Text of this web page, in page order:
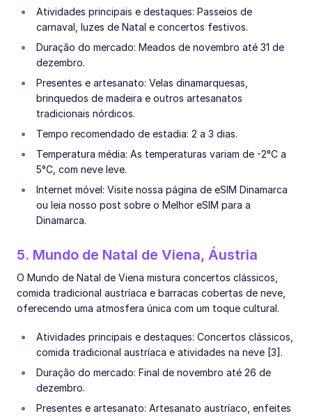
Atividades principais e destaques: Passeios de
carnaval, luzes de Natal e concertos festivos.
Duração do mercado: Meados de novembro até 31 de
dezembro.
Presentes e artesanato: Velas dinamarquesas,
brinquedos de madeira e outros artesanatos
tradicionais nórdicos.
Tempo recomendado de estadia: 2 a 3 dias.
Temperatura média: As temperaturas variam de -2°C a
5°C, com neve leve.
Internet móvel: Visite nossa página de eSIM Dinamarca
ou leia nosso post sobre o Melhor eSIM para a
Dinamarca.
5. Mundo de Natal de Viena, Áustria
O Mundo de Natal de Viena mistura concertos clássicos,
comida tradicional austríaca e barracas cobertas de neve,
oferecendo uma atmosfera única com um toque cultural.
Atividades principais e destaques: Concertos clássicos,
comida tradicional austríaca e atividades na neve [3].
Duração do mercado: Final de novembro até 26 de
dezembro.
Presentes e artesanato: Artesanato austríaco, enfeites